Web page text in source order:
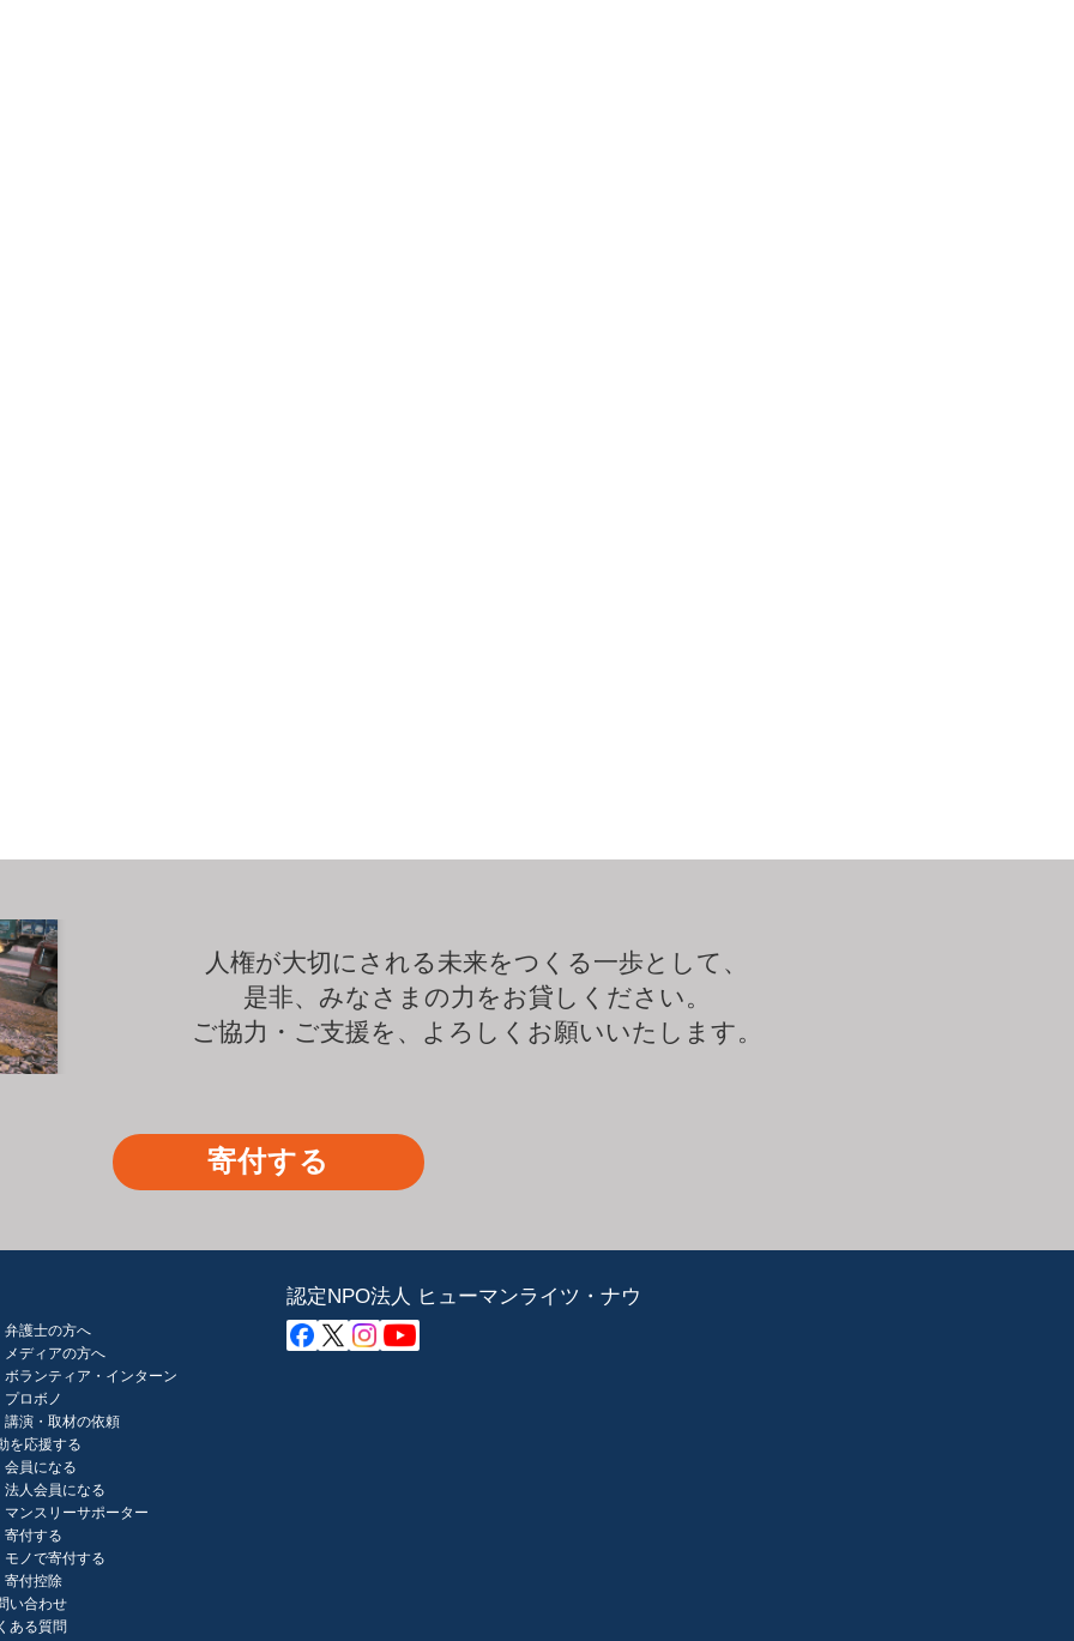
人権が大切にされる未来をつくる一歩として、
是非、みなさまの力をお貸しください。
ご協力・ご支援を、よろしくお願いいたします。
寄付する
弁護士の方へ
メディアの方へ
ボランティア・インターン
プロボノ
講演・取材の依頼
を応援する
会員になる
法人会員になる
マンスリーサポーター
寄付する
モノで寄付する
寄付控除
い合わせ
ある質問
認定NPO法人 ヒューマンライツ・ナウ